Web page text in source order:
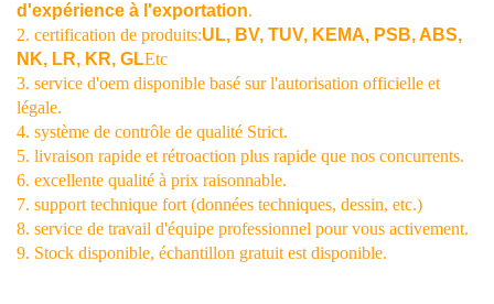
d'expérience à l'exportation.
2. certification de produits:UL, BV, TUV, KEMA, PSB, ABS,
NK, LR, KR, GLEtc
3. service d'oem disponible basé sur l'autorisation officielle et
légale.
4. système de contrôle de qualité Strict.
5. livraison rapide et rétroaction plus rapide que nos concurrents.
6. excellente qualité à prix raisonnable.
7. support technique fort (données techniques, dessin, etc.)
8. service de travail d'équipe professionnel pour vous activement.
9. Stock disponible, échantillon gratuit est disponible.